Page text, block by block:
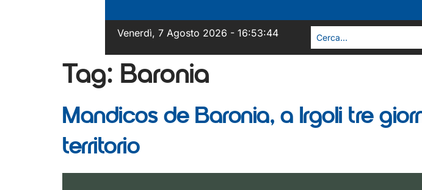
Venerdì, 7 Agosto 2026 - 16:53:45
Tag: Baronia
Mandicos de Baronia, a Irgoli tre
territorio